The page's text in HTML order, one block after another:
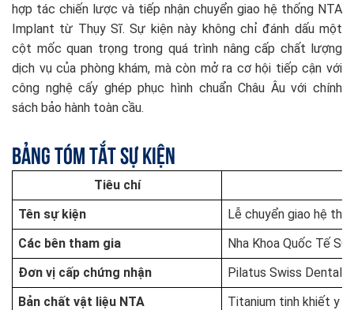
hợp tác chiến lược và tiếp nhận chuyển giao hệ thống NTA
Implant từ Thụy Sĩ. Sự kiện này không chỉ đánh dấu một
cột mốc quan trọng trong quá trình nâng cấp chất lượng
dịch vụ của phòng khám, mà còn mở ra cơ hội tiếp cận với
công nghệ cấy ghép phục hình chuẩn Châu Âu với chính
sách bảo hành toàn cầu.
Bảng Tóm Tắt Sự Kiện
Tiêu chí
Tên sự kiện
Lễ chuyển giao hệ
Các bên tham gia
Nha Khoa Quốc Tế
Đơn vị cấp chứng nhận
Pilatus Swiss Dental
Bản chất vật liệu NTA
Titanium tinh khiết y